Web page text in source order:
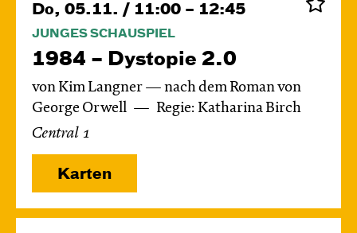
Do, 05.11. / 11:00 – 12:45
JUNGES SCHAUSPIEL
1984 – Dystopie 2.0
von Kim Langner — nach dem Roman von
George Orwell
Regie: Katharina Birch
Central 1
Karten